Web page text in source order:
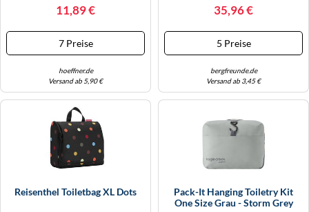
11,89 €
7 Preise
hoeffner.de
Versand ab 5,90 €
35,96 €
5 Preise
bergfreunde.de
Versand ab 3,45 €
Reisenthel Toiletbag XL Dots
Pack-It Hanging Toiletry Kit
One Size Grau - Storm Grey